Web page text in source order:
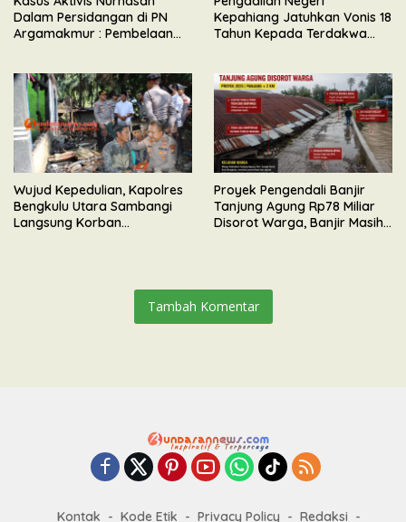
Dalam Persidangan di PN
Argamakmur : Pembelaan
Keributan
Kepahiang Jatuhkan Vonis 18
Tahun Kepada Terdakwa
Wujud Kepedulian, Kapolres
Bengkulu Utara Sambangi
Langsung Korban
Proyek Pengendali Banjir
Tanjung Agung Rp78 Miliar
Disorot Warga, Banjir Masih
Tambah Komentar
Kontak Kode Etik Privacy Policy Redaksi